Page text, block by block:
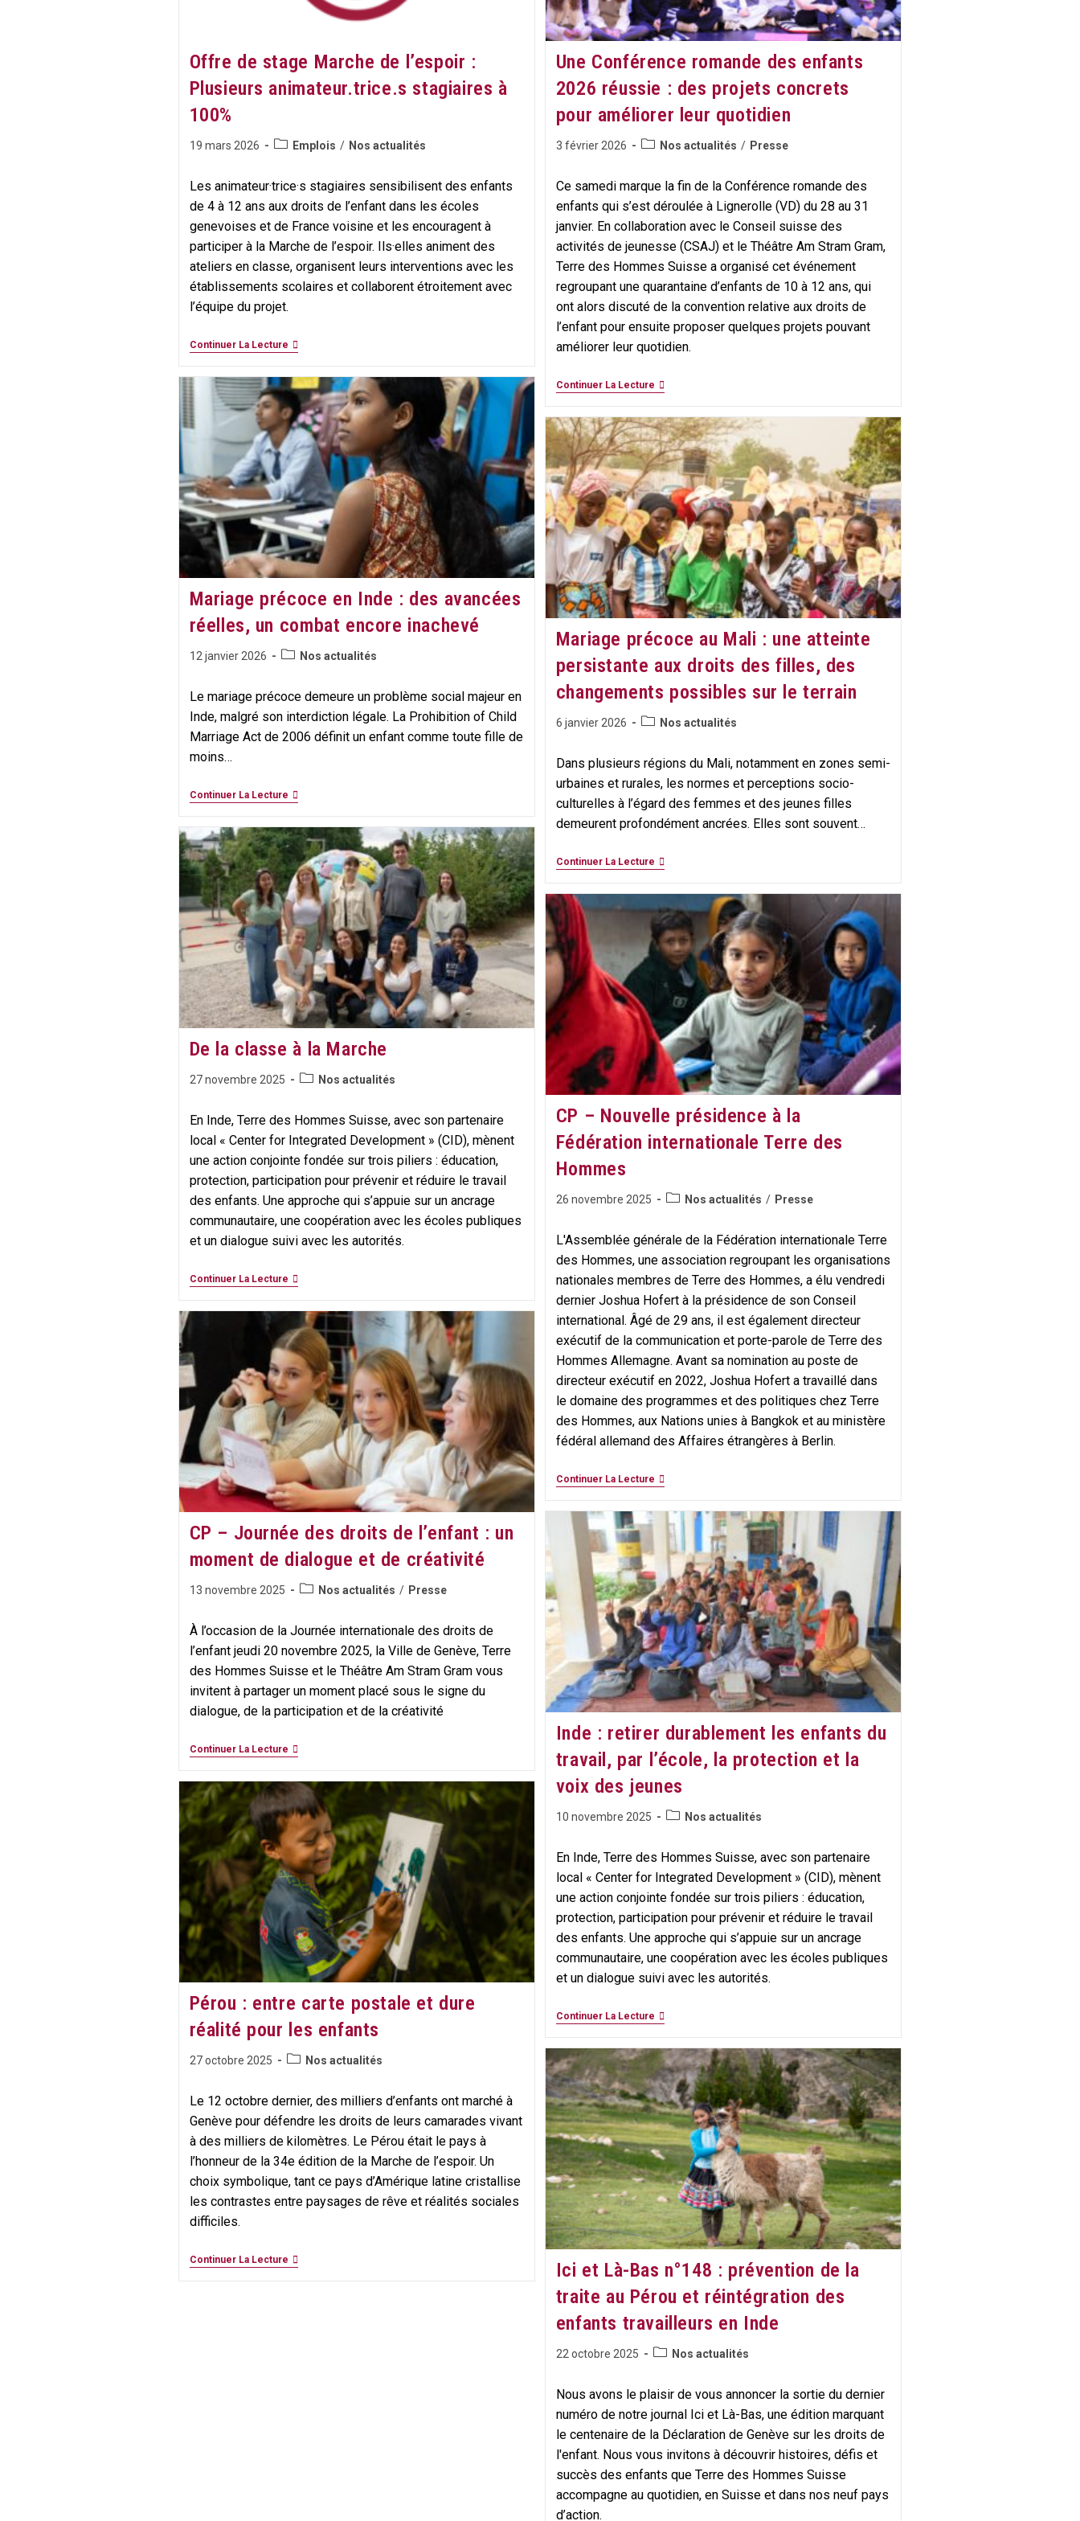
Offre de stage Marche de l’espoir :
Plusieurs animateur.trice.s stagiaires à
100%
Publication
19 mars 2026
PostEmplois / Nos actualités
Les animateur·trice·s stagiaires sensibilisent des enfants
de 4 à 12 ans aux droits de l’enfant dans les écoles
genevoises et de France voisine et les encouragent à
participer à la Marche de l’espoir. Ils·elles animent des
ateliers en classe, organisent leurs interventions avec les
établissements scolaires et collaborent étroitement avec
l’équipe du projet.
Continuer La LectureOffre
Marche
De
L’espoir
:
Plusieurs
Animateur.trice.s
Stagiaires
À
100%
Une Conférence romande des enfants
2026 réussie : des projets concrets
pour améliorer leur quotidien
Publication
3 février 2026
PostNos actualités / Presse
Ce samedi marque la fin de la Conférence romande des
enfants qui s’est déroulée à Lignerolle (VD) du 28 au 31
janvier. En collaboration avec le Conseil suisse des
activités de jeunesse (CSAJ) et le Théâtre Am Stram Gram,
Terre des Hommes Suisse a organisé cet événement
regroupant une quarantaine d’enfants de 10 à 12 ans, qui
ont alors discuté de la convention relative aux droits de
l’enfant pour ensuite proposer quelques projets pouvant
améliorer leur quotidien.
Continuer La LectureUne
Des
Enfants
2026
Réussie
:
Des
Projets
Concrets
Pour
Améliorer
Leur
Quotidien
Mariage précoce en Inde : des avancées
réelles, un combat encore inachevé
Publication
12 janvier 2026
PostNos actualités
Le mariage précoce demeure un problème social majeur en
Inde, malgré son interdiction légale. La Prohibition of Child
Marriage Act de 2006 définit un enfant comme toute fille de
moins…
Continuer La LectureMariage
Inde
:
Des
Avancées
Réelles,
Un
Combat
Encore
Inachevé
Mariage précoce au Mali : une atteinte
persistante aux droits des filles, des
changements possibles sur le terrain
Publication
6 janvier 2026
PostNos actualités
Dans plusieurs régions du Mali, notamment en zones semi-
urbaines et rurales, les normes et perceptions socio-
culturelles à l’égard des femmes et des jeunes filles
demeurent profondément ancrées. Elles sont souvent…
Continuer La LectureMariage
:
Une
Atteinte
Persistante
Aux
Droits
Des
Filles,
Des
Changements
Possibles
Sur
Le
Terrain
De la classe à la Marche
Publication
27 novembre 2025
PostNos actualités
En Inde, Terre des Hommes Suisse, avec son partenaire
local « Center for Integrated Development » (CID), mènent
une action conjointe fondée sur trois piliers : éducation,
protection, participation pour prévenir et réduire le travail
des enfants. Une approche qui s’appuie sur un ancrage
communautaire, une coopération avec les écoles publiques
et un dialogue suivi avec les autorités.
Continuer La LectureDe
La
Marche
CP – Nouvelle présidence à la
Fédération internationale Terre des
Hommes
Publication
26 novembre 2025
PostNos actualités / Presse
L'Assemblée générale de la Fédération internationale Terre
des Hommes, une association regroupant les organisations
nationales membres de Terre des Hommes, a élu vendredi
dernier Joshua Hofert à la présidence de son Conseil
international. Âgé de 29 ans, il est également directeur
exécutif de la communication et porte-parole de Terre des
Hommes Allemagne. Avant sa nomination au poste de
directeur exécutif en 2022, Joshua Hofert a travaillé dans
le domaine des programmes et des politiques chez Terre
des Hommes, aux Nations unies à Bangkok et au ministère
fédéral allemand des Affaires étrangères à Berlin.
Continuer La LectureCP
Présidence
Fédération
Internationale
Terre
Des
Hommes
CP – Journée des droits de l’enfant : un
moment de dialogue et de créativité
Publication
13 novembre 2025
PostNos actualités / Presse
À l’occasion de la Journée internationale des droits de
l’enfant jeudi 20 novembre 2025, la Ville de Genève, Terre
des Hommes Suisse et le Théâtre Am Stram Gram vous
invitent à partager un moment placé sous le signe du
dialogue, de la participation et de la créativité
Continuer La LectureCP
Des
Droits
De
L’enfant
:
Un
Moment
De
Dialogue
Et
De
Créativité
Inde : retirer durablement les enfants du
travail, par l’école, la protection et la
voix des jeunes
Publication
10 novembre 2025
PostNos actualités
En Inde, Terre des Hommes Suisse, avec son partenaire
local « Center for Integrated Development » (CID), mènent
une action conjointe fondée sur trois piliers : éducation,
protection, participation pour prévenir et réduire le travail
des enfants. Une approche qui s’appuie sur un ancrage
communautaire, une coopération avec les écoles publiques
et un dialogue suivi avec les autorités.
Continuer La LectureInde
Durablement
Les
Enfants
Du
Travail,
Par
L’école,
La
Protection
Et
La
Voix
Des
Jeunes
Pérou : entre carte postale et dure
réalité pour les enfants
Publication
27 octobre 2025
PostNos actualités
Le 12 octobre dernier, des milliers d’enfants ont marché à
Genève pour défendre les droits de leurs camarades vivant
à des milliers de kilomètres. Le Pérou était le pays à
l’honneur de la 34e édition de la Marche de l’espoir. Un
choix symbolique, tant ce pays d’Amérique latine cristallise
les contrastes entre paysages de rêve et réalités sociales
difficiles.
Continuer La LecturePérou
Ici et Là-Bas n°148 : prévention de la
traite au Pérou et réintégration des
enfants travailleurs en Inde
Publication
22 octobre 2025
PostNos actualités
Nous avons le plaisir de vous annoncer la sortie du dernier
numéro de notre journal Ici et Là-Bas, une édition marquant
le centenaire de la Déclaration de Genève sur les droits de
l'enfant. Nous vous invitons à découvrir histoires, défis et
succès des enfants que Terre des Hommes Suisse
accompagne au quotidien, en Suisse et dans nos neuf pays
d’action.